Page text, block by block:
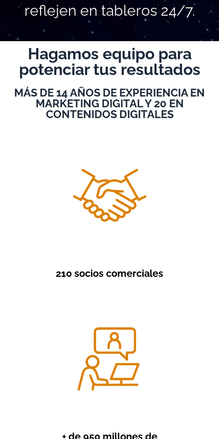
reflejen en tableros 24/7.
Hagamos equipo para
potenciar tus resultados
MÁS DE 14 AÑOS DE EXPERIENCIA EN
MARKETING DIGITAL Y 20 EN
CONTENIDOS DIGITALES
210 socios comerciales
+ de 950 millones de